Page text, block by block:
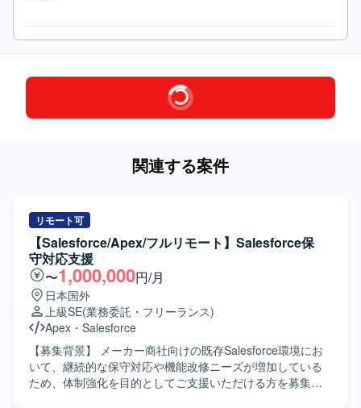
関連する案件
リモート可
【Salesforce/Apex/フルリモート】Salesforce保
守対応支援
〜1,000,000円/月
日本国外
上級SE(業務委託・フリーランス)
Apex ・ Salesforce
【募集背景】 メーカー商社向けの既存Salesforce環境にお
いて、継続的な保守対応や機能改修ニーズが増加している
ため、体制強化を目的としてご支援いただける方を募集し